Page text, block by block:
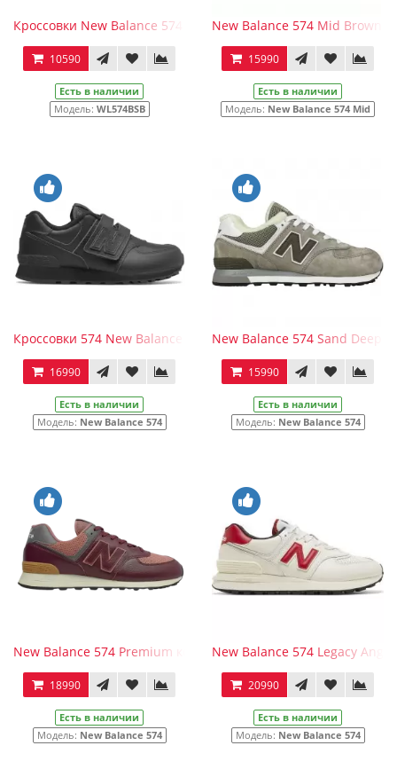
Кроссовки New Balance 574 Grey с мехом
10590
Есть в наличии
Модель: WL574BSB
New Balance 574 Mid Brown
15990
Есть в наличии
Модель: New Balance 574 Mid
Кроссовки 574 New Balance (Нью Баланс) черные
16990
Есть в наличии
Модель: New Balance 574
New Balance 574 Sand Deep
15990
Есть в наличии
Модель: New Balance 574
New Balance 574 Premium кожаные бордовые
18990
Есть в наличии
Модель: New Balance 574
New Balance 574 Legacy
20990
Есть в наличии
Модель: New Balance 574